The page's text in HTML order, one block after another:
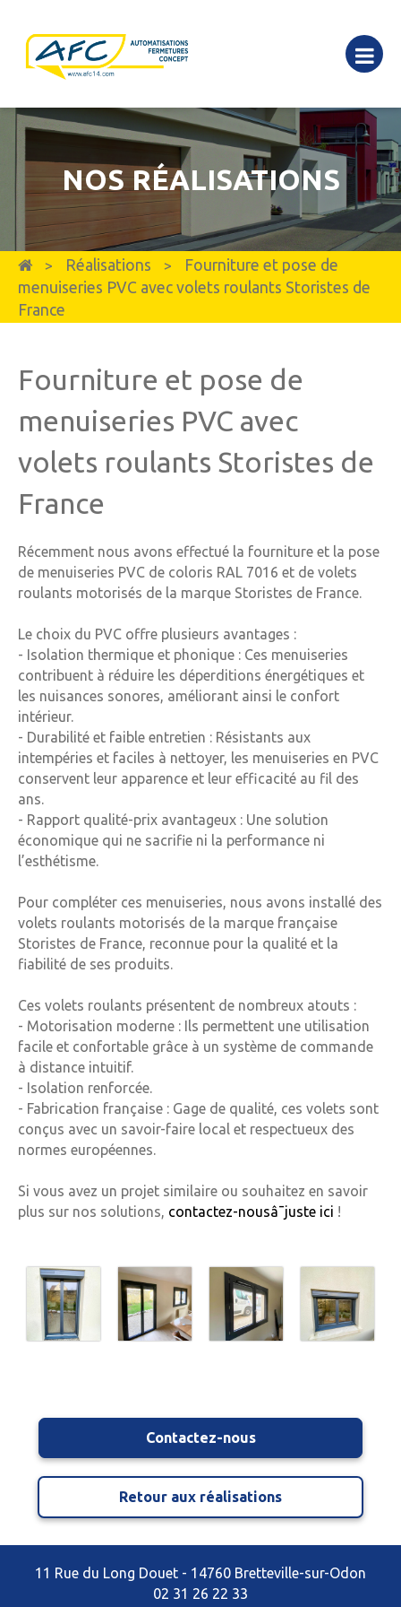
NOS RÉALISATIONS
> Réalisations >
Fourniture et pose de
menuiseries PVC avec volets roulants Storistes de
France
Fourniture et pose de
menuiseries PVC avec
volets roulants Storistes de
France
Récemment nous avons effectué la fourniture et la pose
de menuiseries PVC de coloris RAL 7016 et de volets
roulants motorisés de la marque Storistes de France.
Le choix du PVC offre plusieurs avantages :
- Isolation thermique et phonique : Ces menuiseries
contribuent à réduire les déperditions énergétiques et
les nuisances sonores, améliorant ainsi le confort
intérieur.
- Durabilité et faible entretien : Résistants aux
intempéries et faciles à nettoyer, les menuiseries en PVC
conservent leur apparence et leur efficacité au fil des
ans.
- Rapport qualité-prix avantageux : Une solution
économique qui ne sacrifie ni la performance ni
l’esthétisme.
Pour compléter ces menuiseries, nous avons installé des
volets roulants motorisés de la marque française
Storistes de France, reconnue pour la qualité et la
fiabilité de ses produits.
Ces volets roulants présentent de nombreux atouts :
- Motorisation moderne : Ils permettent une utilisation
facile et confortable grâce à un système de commande
à distance intuitif.
- Isolation renforcée.
- Fabrication française : Gage de qualité, ces volets sont
conçus avec un savoir-faire local et respectueux des
normes européennes.
Si vous avez un projet similaire ou souhaitez en savoir
plus sur nos solutions, contactez-nousâ¯juste ici !
Contactez-nous
Retour aux réalisations
11 Rue du Long Douet - 14760 Bretteville-sur-Odon
02 31 26 22 33